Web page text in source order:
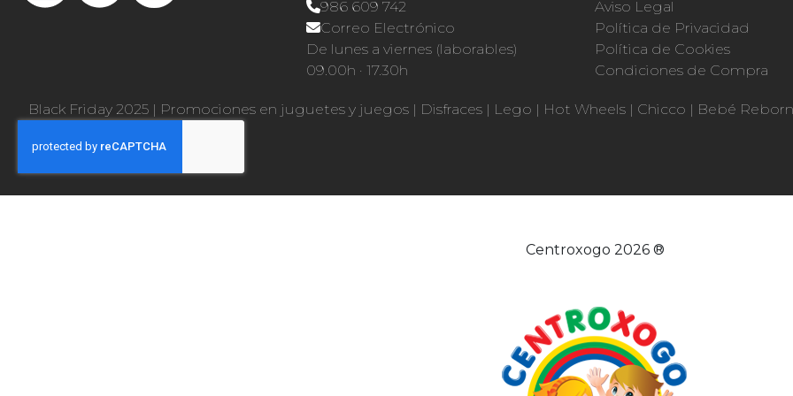
986 609 742
Correo Electrónico
De lunes a viernes (laborables)
09.00h · 17.30h
Aviso Legal
Política de Privacidad
Política de Cookies
Condiciones de Compra
Black Friday 2025 | Promociones en juguetes y juegos | Disfraces | Lego | Hot Wheels | Chicco | Bebé Reborn
Centroxogo 2026 ®